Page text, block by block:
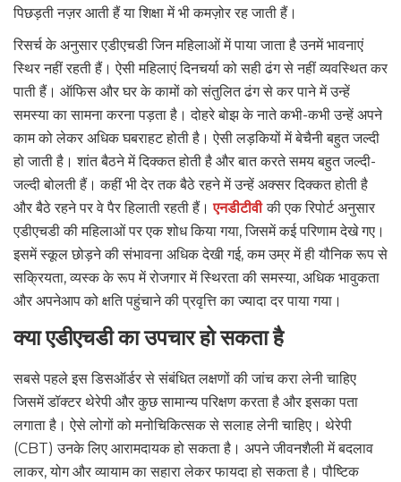
पिछड़ती नज़र आती हैं या शिक्षा में भी कमज़ोर रह जाती हैं।
रिसर्च के अनुसार एडीएचडी जिन महिलाओं में पाया जाता है उनमें भावनाएं
स्थिर नहीं रहती हैं। ऐसी महिलाएं दिनचर्या को सही ढंग से नहीं व्यवस्थित कर
पाती हैं। ऑफिस और घर के कामों को संतुलित ढंग से कर पाने में उन्हें
समस्या का सामना करना पड़ता है। दोहरे बोझ के नाते कभी-कभी उन्हें अपने
काम को लेकर अधिक घबराहट होती है। ऐसी लड़कियों में बेचैनी बहुत जल्दी
हो जाती है। शांत बैठने में दिक्कत होती है और बात करते समय बहुत जल्दी-
जल्दी बोलती हैं। कहीं भी देर तक बैठे रहने में उन्हें अक्सर दिक्कत होती है
और बैठे रहने पर वे पैर हिलाती रहती हैं।एनडीटीवीकी एक रिपोर्ट अनुसार
एडीएचडी की महिलाओं पर एक शोध किया गया, जिसमें कई परिणाम देखे गए।
इसमें स्कूल छोड़ने की संभावना अधिक देखी गई, कम उम्र में ही यौनिक रूप से
सक्रियता, व्यस्क के रूप में रोजगार में स्थिरता की समस्या, अधिक भावुकता
और अपनेआप को क्षति पहुंचाने की प्रवृत्ति का ज्यादा दर पाया गया।
क्या एडीएचडी का उपचार हो सकता है
सबसे पहले इस डिसऑर्डर से संबंधित लक्षणों की जांच करा लेनी चाहिए
जिसमें डॉक्टर थेरेपी और कुछ सामान्य परिक्षण करता है और इसका पता
लगाता है। ऐसे लोगों को मनोचिकित्सक से सलाह लेनी चाहिए। थेरेपी
(CBT) उनके लिए आरामदायक हो सकता है। अपने जीवनशैली में बदलाव
लाकर, योग और व्यायाम का सहारा लेकर फायदा हो सकता है। पौष्टिक